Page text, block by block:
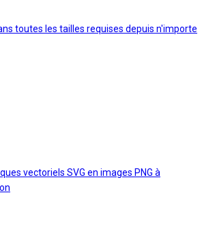
toutes les tailles requises depuis n'importe
vectoriels SVG en images PNG à